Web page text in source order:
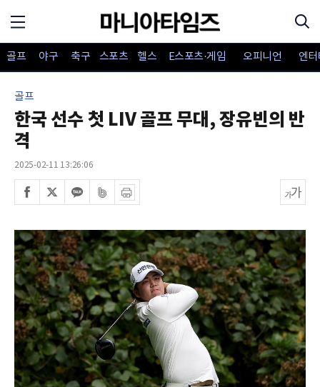
골프 야구 축구 스포츠 헬스 E스포츠·게임 오피니언 엔
골프
한국 선수 첫 LIV 골프 무대, 장유빈의 반
격
2025-02-11 13:26:06